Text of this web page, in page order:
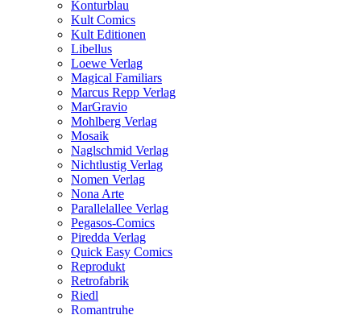
Konturblau
Kult Comics
Kult Editionen
Libellus
Loewe Verlag
Magical Familiars
Marcus Repp Verlag
MarGravio
Mohlberg Verlag
Mosaik
Naglschmid Verlag
Nichtlustig Verlag
Nomen Verlag
Nona Arte
Parallelallee Verlag
Pegasos-Comics
Piredda Verlag
Quick Easy Comics
Reprodukt
Retrofabrik
Riedl
Romantruhe